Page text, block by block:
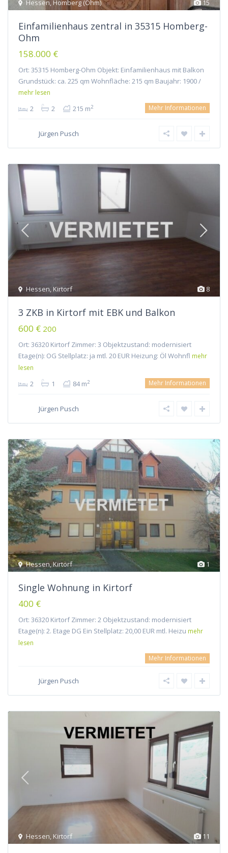
15
Hessen, Homberg (Ohm)
Einfamilienhaus zentral in 35315 Homberg-
Ohm
158.000 €
Ort: 35315 Homberg-Ohm Objekt: Einfamilienhaus mit Balkon
Grundstück: ca. 225 qm Wohnfläche: 215 qm Baujahr: 1900 /
mehr lesen
2 2 215 m2 Mehr Informationen
Jürgen Pusch
8
Hessen,Kirtorf
3 ZKB in Kirtorf mit EBK und Balkon
600 € 200
Ort: 36320 Kirtorf Zimmer: 3 Objektzustand: modernisiert
Etage(n): OG Stellplatz: ja mtl. 20 EUR Heizung: Öl Wohnfl mehr
lesen
2 1 84 m2 Mehr Informationen
Jürgen Pusch
1
Hessen,Kirtorf
Single Wohnung in Kirtorf
400 €
Ort: 36320 Kirtorf Zimmer: 2 Objektzustand: modernisiert
Etage(n): 2. Etage DG Ein Stellplatz: 20,00 EUR mtl. Heizu mehr
lesen
Mehr Informationen
Jürgen Pusch
11
Hessen, Kirtorf